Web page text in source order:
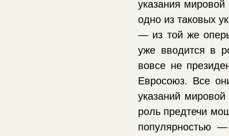
указания
одно из таковых
— из той же
уже вводится в
вовсе не
Евросоюз. Все
указаний
роль предтечи
популярностью